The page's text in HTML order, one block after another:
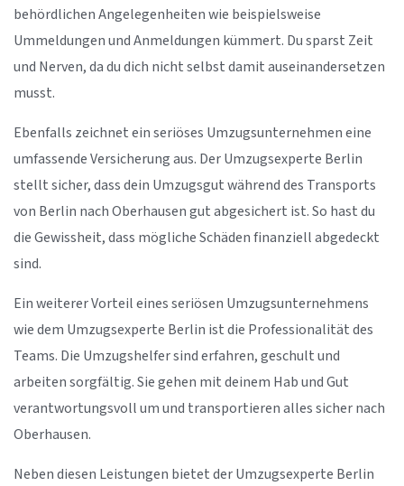
behördlichen Angelegenheiten wie beispielsweise
Ummeldungen und Anmeldungen kümmert. Du sparst Zeit
und Nerven, da du dich nicht selbst damit auseinandersetzen
musst.
Ebenfalls zeichnet ein seriöses Umzugsunternehmen eine
umfassende Versicherung aus. Der Umzugsexperte Berlin
stellt sicher, dass dein Umzugsgut während des Transports
von Berlin nach Oberhausen gut abgesichert ist. So hast du
die Gewissheit, dass mögliche Schäden finanziell abgedeckt
sind.
Ein weiterer Vorteil eines seriösen Umzugsunternehmens
wie dem Umzugsexperte Berlin ist die Professionalität des
Teams. Die Umzugshelfer sind erfahren, geschult und
arbeiten sorgfältig. Sie gehen mit deinem Hab und Gut
verantwortungsvoll um und transportieren alles sicher nach
Oberhausen.
Neben diesen Leistungen bietet der Umzugsexperte Berlin